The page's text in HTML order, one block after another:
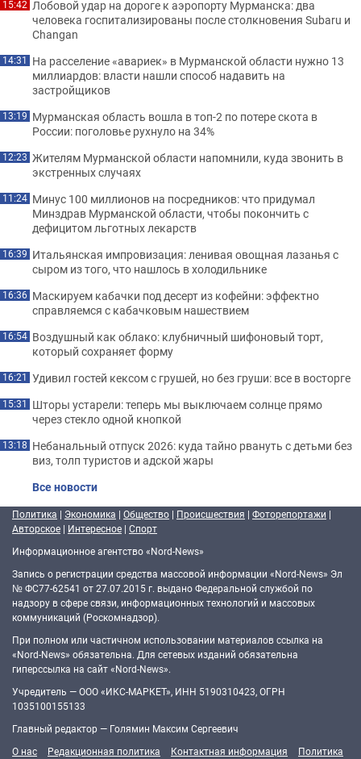
15:42 Лобовой удар на дороге к аэропорту Мурманска: два
человека госпитализированы после столкновения Subaru и
Changan
14:31 На расселение «авариек» в Мурманской области нужно 13
миллиардов: власти нашли способ надавить на
застройщиков
13:19 Мурманская область вошла в топ-2 по потере скота в
России: поголовье рухнуло на 34%
12:23 Жителям Мурманской области напомнили, куда звонить в
экстренных случаях
11:24 Минус 100 миллионов на посредников: что придумал
Минздрав Мурманской области, чтобы покончить с
дефицитом льготных лекарств
16:39 Итальянская импровизация: ленивая овощная лазанья с
сыром из того, что нашлось в холодильнике
16:36 Маскируем кабачки под десерт из кофейни: эффектно
справляемся с кабачковым нашествием
16:54 Воздушный как облако: клубничный шифоновый торт,
который сохраняет форму
16:21 Удивил гостей кексом с грушей, но без груши: все в восторге
15:31 Шторы устарели: теперь мы выключаем солнце прямо
через стекло одной кнопкой
13:18 Небанальный отпуск 2026: куда тайно рвануть с детьми без
виз, толп туристов и адской жары
Все новости
Политика | Экономика | Общество | Происшествия | Фоторепортажи |
Авторское | Интересное | Спорт
Информационное агентство «Nord-News»
Запись о регистрации средства массовой информации «Nord-News» Эл
№ ФС77-62541 от 27.07.2015 г. выдано Федеральной службой по
надзору в сфере связи, информационных технологий и массовых
коммуникаций (Роскомнадзор).
При полном или частичном использовании материалов ссылка на
«Nord-News» обязательна. Для сетевых изданий обязательна
гиперссылка на сайт «Nord-News».
Учредитель — ООО «ИКС-МАРКЕТ», ИНН 5190310423, ОГРН
1035100155133
Главный редактор — Голямин Максим Сергеевич
О нас
Редакционная политика Контактная информация
Политика